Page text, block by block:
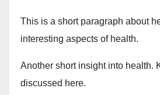
This is a short paragraph about
interesting aspects of health.
Another short insight into health.
discussed here.